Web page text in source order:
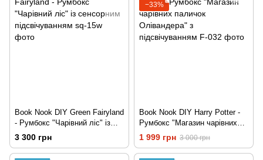
Book Nook DIY Green Fairyland
- Румбокс "Чарівний ліс" із
сенсорним підсвічуванням
3 300 грн
−33%
Book Nook DIY Harry Potter -
Румбокс "Магазин чарівних
паличок Олівандера" з
підсвічуванням
1 999 грн 3 000 грн